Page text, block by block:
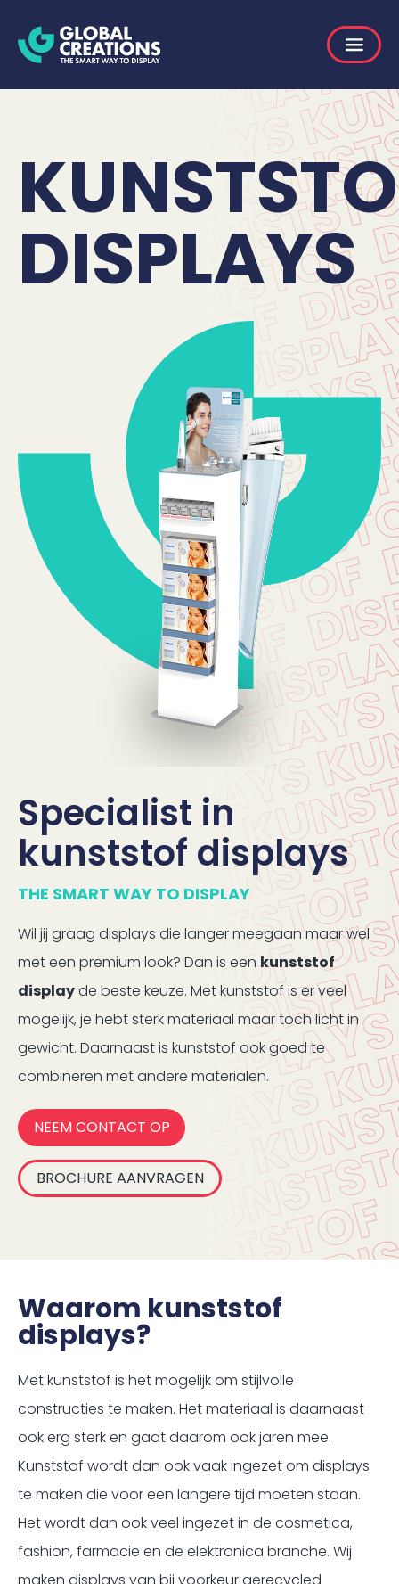
DISPLAYS
Specialist in
kunststof displays
THE SMART WAY TO DISPLAY
Wil jij graag displays die langer meegaan maar wel
met een premium look? Dan is een kunststof
displayde beste keuze. Met kunststof is er veel
mogelijk, je hebt sterk materiaal maar toch licht in
gewicht. Daarnaast is kunststof ook goed te
combineren met andere materialen.
NEEM CONTACT OP
BROCHURE AANVRAGEN
Waarom kunststof
displays?
Met kunststof is het mogelijk om stijlvolle
constructies te maken. Het materiaal is daarnaast
ook erg sterk en gaat daarom ook jaren mee.
Kunststof wordt dan ook vaak ingezet om displays
te maken die voor een langere tijd moeten staan.
Het wordt dan ook veel ingezet in de cosmetica,
fashion, farmacie en de elektronica branche. Wij